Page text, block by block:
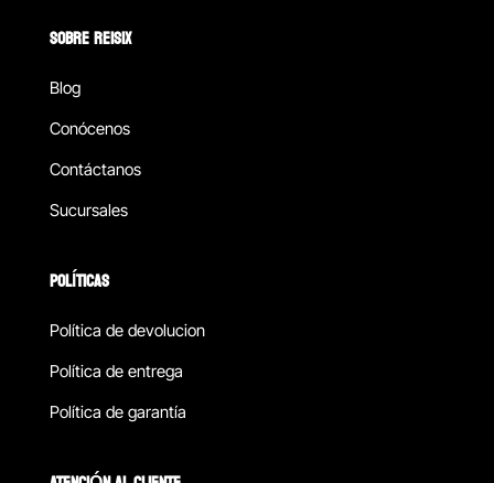
SOBRE REISIX
Blog
Conócenos
Contáctanos
Sucursales
POLÍTICAS
Política de devolucion
Política de entrega
Política de garantía